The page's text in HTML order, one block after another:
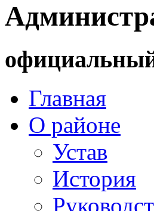
Главная
О районе
Устав
История